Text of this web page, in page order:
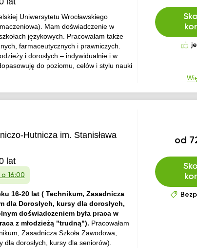
Uniwersytetu Wrocławskiego
Mam doświadczenie w
językowych. Pracowałam także
farmaceutycznych i prawniczych.
i dorosłych – indywidualnie i w
do poziomu, celów i stylu nauki
Hutnicza im. Stanisława
lat
16:00
16-20 lat ( Technikum, Zasadnicza
dla Dorosłych, kursy dla dorosłych,
doświadczeniem była praca w
z młodzieżą "trudną"). Pracowałam
Zasadnicza Szkoła Zawodowa,
dla dorosłych, kursy dla seniorów).
od